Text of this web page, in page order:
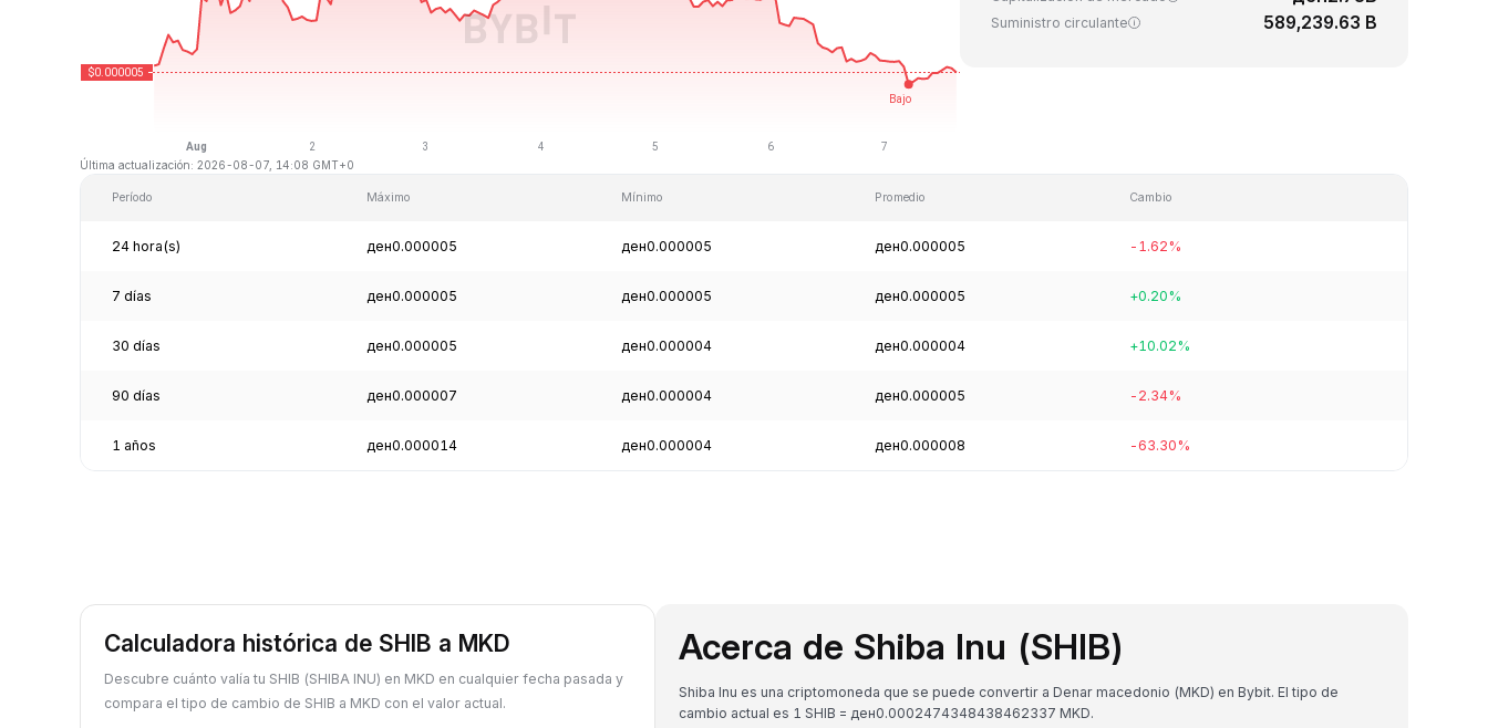
Última actualización: 2026-08-07, 14:08 GMT+0
Suministro circulante 589,239.63 B
Período Máximo Mínimo Promedio Cambio
24 hora(s) ден0.000005 ден0.000005 ден0.000005 -1.62%
7 días ден0.000005 ден0.000005 ден0.000005 +0.20%
30 días ден0.000005 ден0.000004 ден0.000004 +10.02%
90 días ден0.000007 ден0.000004 ден0.000005 -2.34%
1 años ден0.000014 ден0.000004 ден0.000008 -63.30%
Calculadora histórica de SHIB a MKD
Descubre cuánto valía tu SHIB (SHIBA INU) en MKD en cualquier fecha pasada y
compara el tipo de cambio de SHIB a MKD con el valor actual.
Acerca de Shiba Inu (SHIB)
Shiba Inu es una criptomoneda que se puede convertir a Denar macedonio (MKD) en Bybit. El tipo de
cambio actual es 1 SHIB = ден0.0002474348438462337 MKD.